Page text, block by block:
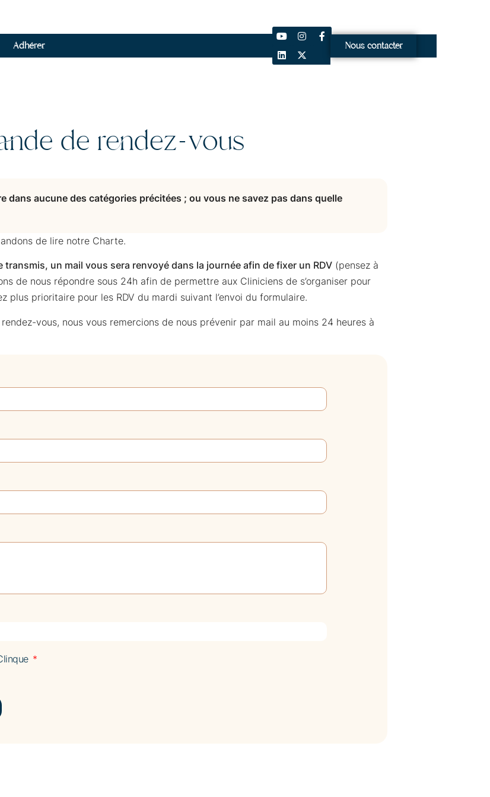
Adhérer Nous contacter
de rendez-vous
dans aucune des catégories précitées ; ou vous ne savez pas dans quelle
de lire notre Charte.
un mail vous sera renvoyé dans la journée afin de fixer un RDV (pensez à
de nous répondre sous 24h afin de permettre aux Cliniciens de s’organiser pour
plus prioritaire pour les RDV du mardi suivant l’envoi du formulaire.
vous, nous vous remercions de nous prévenir par mail au moins 24 heures à